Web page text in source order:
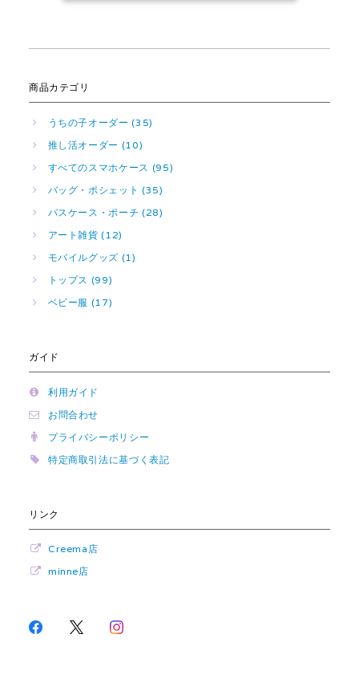
商品カテゴリ
うちの子オーダー (35)
推し活オーダー (10)
すべてのスマホケース (95)
バッグ・ポシェット (35)
パスケース・ポーチ (28)
アート雑貨 (12)
モバイルグッズ (1)
トップス (99)
ベビー服 (17)
ガイド
利用ガイド
お問合わせ
プライバシーポリシー
特定商取引法に基づく表記
リンク
Creema店
minne店